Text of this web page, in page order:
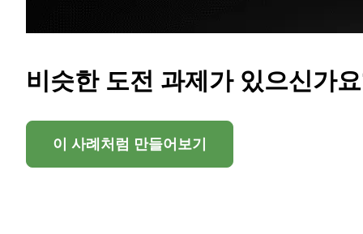
비슷한 도전 과제가 있으신가
이 사례처럼 만들어보기